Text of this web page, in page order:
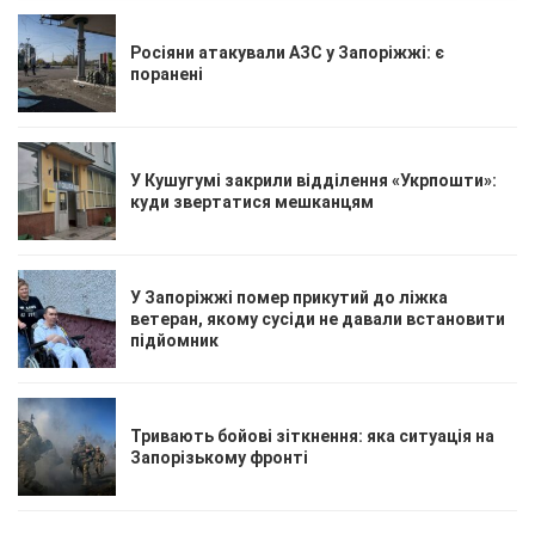
Росіяни атакували АЗС у Запоріжжі: є
поранені
У Кушугумі закрили відділення «Укрпошти»:
куди звертатися мешканцям
У Запоріжжі помер прикутий до ліжка
ветеран, якому сусіди не давали встановити
підйомник
Тривають бойові зіткнення: яка ситуація на
Запорізькому фронті